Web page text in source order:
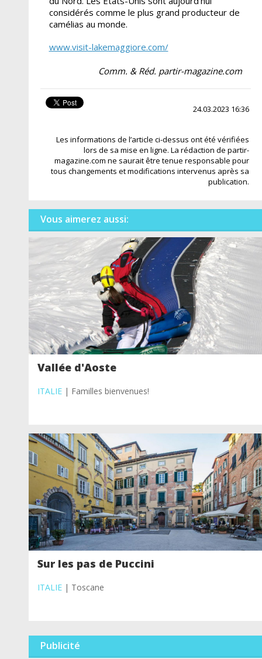
considérés comme le plus grand producteur de
camélias au monde.
www.visit-lakemaggiore.com/
Comm. & Réd. partir-magazine.com
24.03.2023 16:36
Les informations de l’article ci-dessus ont été vérifiées
lors de sa mise en ligne. La rédaction de partir-
magazine.com ne saurait être tenue responsable pour
tous changements et modifications intervenus après sa
publication.
Vous aimerez aussi:
Vallée d'Aoste
ITALIE| Familles bienvenues!
Sur les pas de Puccini
ITALIE| Toscane
Publicité